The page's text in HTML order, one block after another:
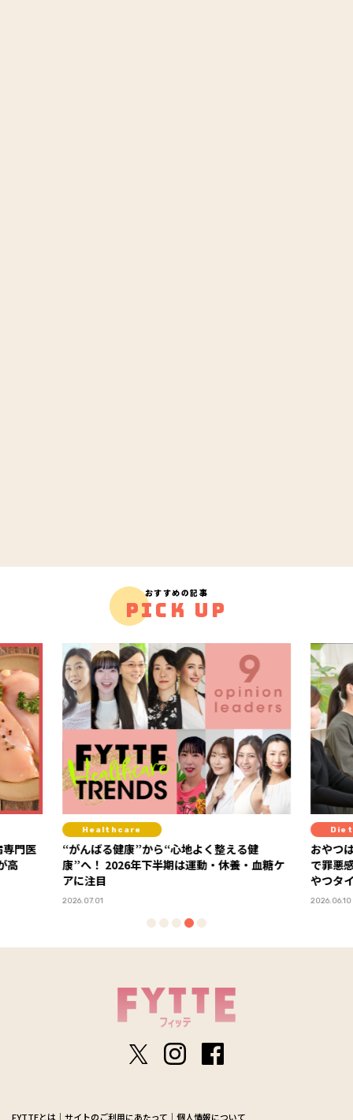
おすすめの記事
PICK UP
よく整える健
動・休養・血糖ケ
Diet
おやつはもうガマンしない！ 「ラカントS」
で罪悪感ゼロの甘～い糖質オフスイーツでお
FYTTEとは サイトのご利用にあたって 個人情報について